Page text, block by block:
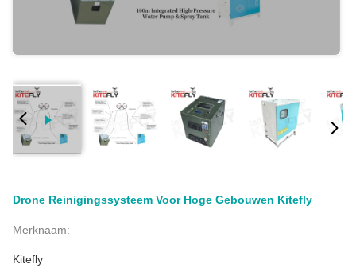
Drone Reinigingssysteem Voor Hoge Gebouwen Kitefly
Merknaam:
Kitefly